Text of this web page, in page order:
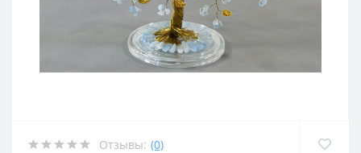
Отзывы: (0)